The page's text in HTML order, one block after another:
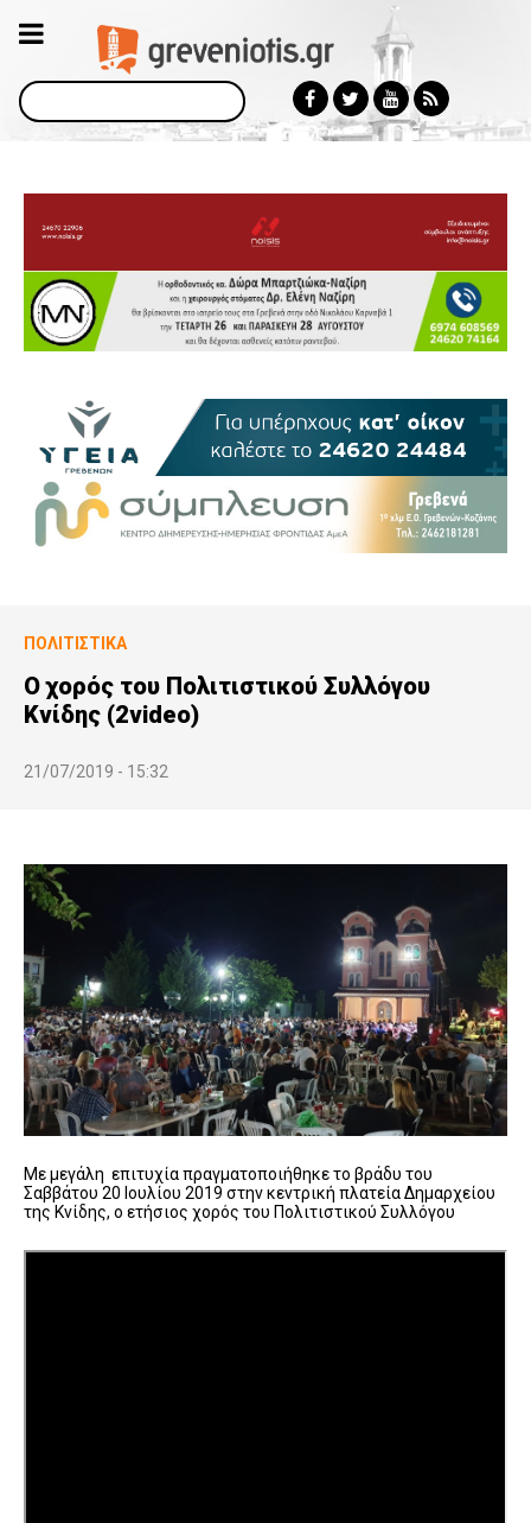
Αναζήτηση
ΠΟΛΙΤΙΣΤΙΚΆ
Ο χορός του Πολιτιστικού Συλλόγου
Κνίδης (2video)
21/07/2019 - 15:32
Με μεγάλη επιτυχία πραγματοποιήθηκε το βράδυ του
Σαββάτου 20 Ιουλίου 2019 στην κεντρική πλατεία Δημαρχείου
της Κνίδης, ο ετήσιος χορός του Πολιτιστικού Συλλόγου